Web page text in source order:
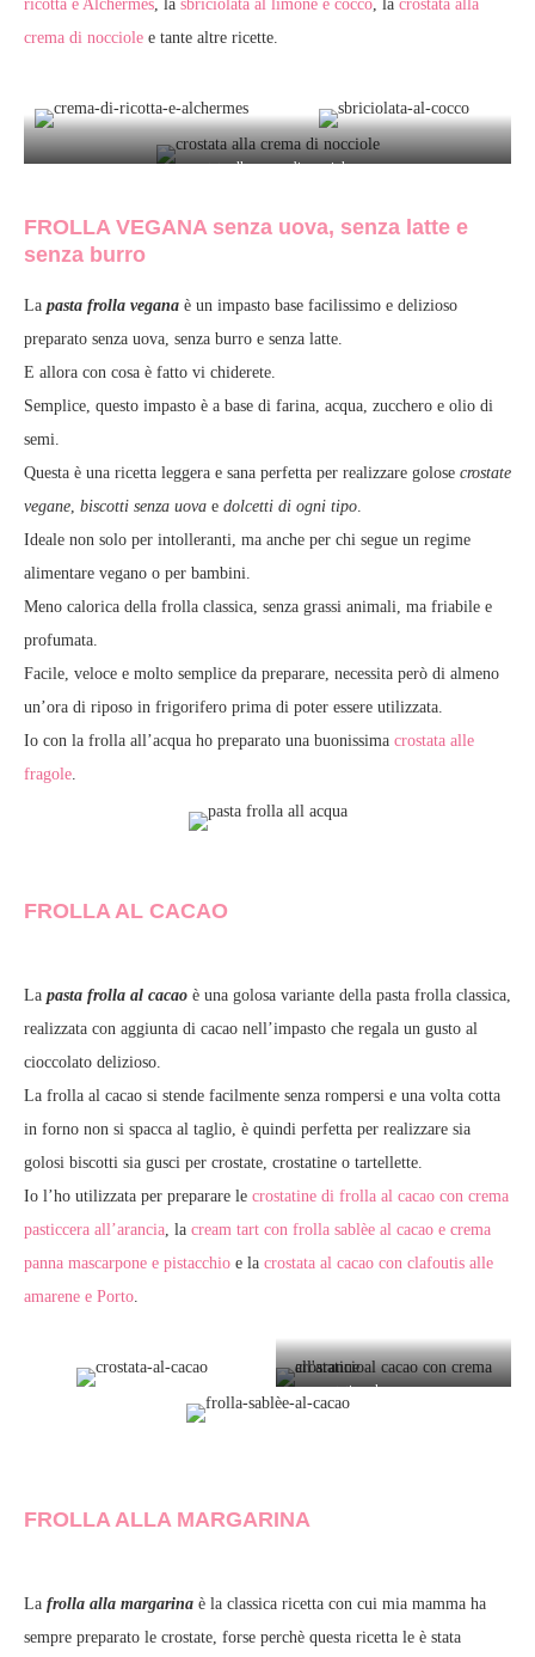
ricotta e Alchermes, la sbriciolata al limone e cocco, la crostata alla
crema di nocciole e tante altre ricette.
crostata alla crema di nocciole
FROLLA VEGANA senza uova, senza latte e
senza burro
La pasta frolla vegana è un impasto base facilissimo e delizioso
preparato senza uova, senza burro e senza latte.
E allora con cosa è fatto vi chiderete.
Semplice, questo impasto è a base di farina, acqua, zucchero e olio di
semi.
Questa è una ricetta leggera e sana perfetta per realizzare golose crostate
vegane, biscotti senza uova e dolcetti di ogni tipo.
Ideale non solo per intolleranti, ma anche per chi segue un regime
alimentare vegano o per bambini.
Meno calorica della frolla classica, senza grassi animali, ma friabile e
profumata.
Facile, veloce e molto semplice da preparare, necessita però di almeno
un’ora di riposo in frigorifero prima di poter essere utilizzata.
Io con la frolla all’acqua ho preparato una buonissima crostata alle
fragole.
FROLLA AL CACAO
La pasta frolla al cacao è una golosa variante della pasta frolla classica,
realizzata con aggiunta di cacao nell’impasto che regala un gusto al
cioccolato delizioso.
La frolla al cacao si stende facilmente senza rompersi e una volta cotta
in forno non si spacca al taglio, è quindi perfetta per realizzare sia
golosi biscotti sia gusci per crostate, crostatine o tartellette.
Io l’ho utilizzata per preparare le crostatine di frolla al cacao con crema
pasticcera all’arancia, la cream tart con frolla sablèe al cacao e crema
panna mascarpone e pistacchio e la crostata al cacao con clafoutis alle
amarene e Porto.
crostatine al cacao con crema
FROLLA ALLA MARGARINA
La frolla alla margarina è la classica ricetta con cui mia mamma ha
sempre preparato le crostate, forse perchè questa ricetta le è stata